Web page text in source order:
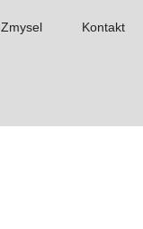
Zmysel Kontakt